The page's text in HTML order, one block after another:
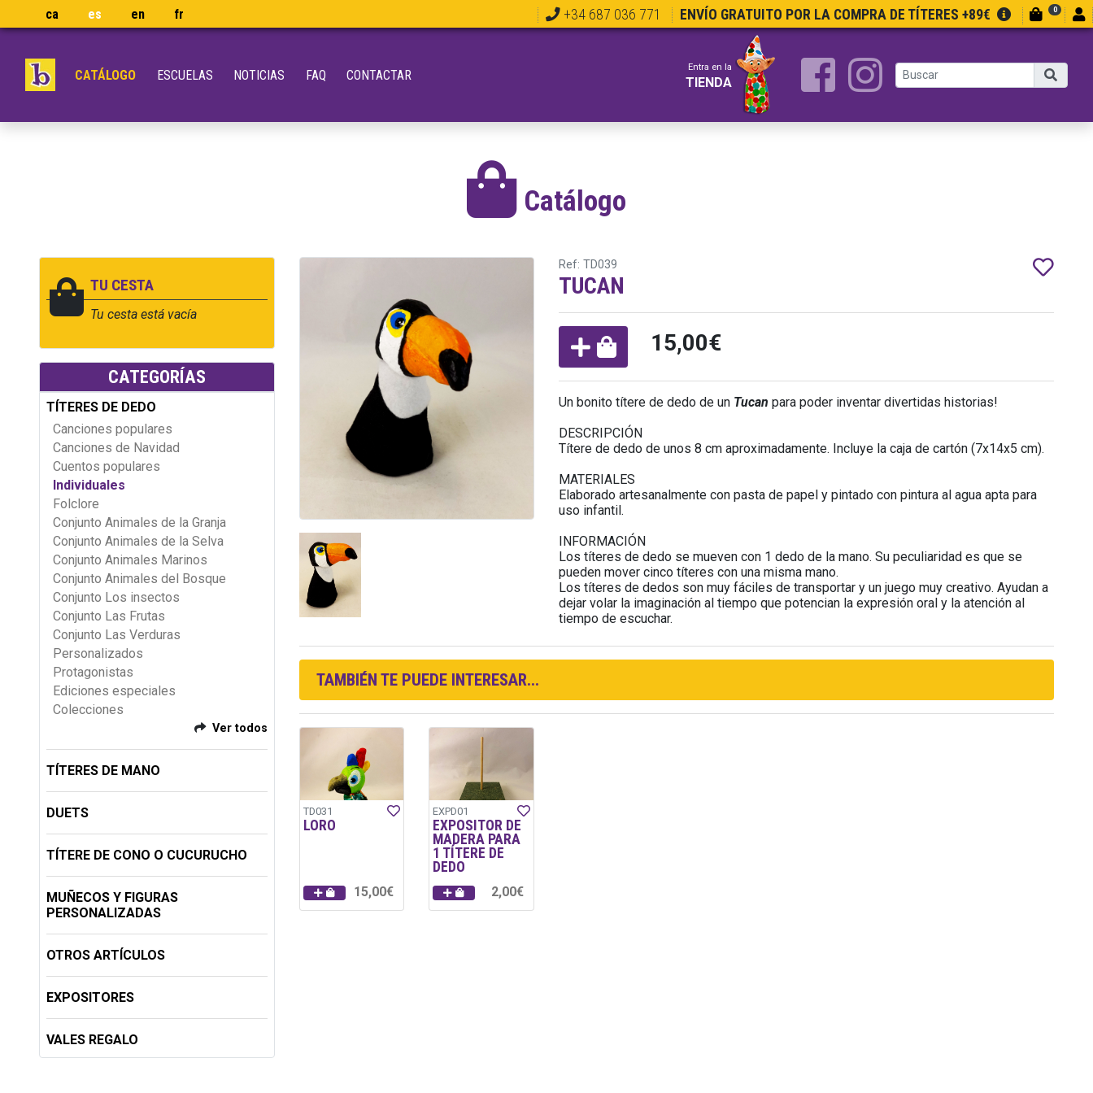
ca es en fr +34 687 036 771 ENVÍO GRATUITO POR LA COMPRA DE TÍTERES +89€ 0
CATÁLOGO ESCUELAS NOTICIAS FAQ CONTACTAR Entra en la
TIENDA
Catálogo
TU CESTA
Tu cesta está vacía
CATEGORÍAS
TÍTERES DE DEDO
Canciones populares
Canciones de Navidad
Cuentos populares
Individuales
Folclore
Conjunto Animales de la Granja
Conjunto Animales de la Selva
Conjunto Animales Marinos
Conjunto Animales del Bosque
Conjunto Los insectos
Conjunto Las Frutas
Conjunto Las Verduras
Personalizados
Protagonistas
Ediciones especiales
Colecciones
Ver todos
TÍTERES DE MANO
DUETS
TÍTERE DE CONO O CUCURUCHO
MUÑECOS Y FIGURAS
PERSONALIZADAS
OTROS ARTÍCULOS
EXPOSITORES
VALES REGALO
Ref: TD039
TUCAN
15,00€
Un bonito títere de dedo de un Tucan para poder inventar divertidas historias!
DESCRIPCIÓN
Títere de dedo de unos 8 cm aproximadamente. Incluye la caja de cartón (7x14x5 cm).
MATERIALES
Elaborado artesanalmente con pasta de papel y pintado con pintura al agua apta para
uso infantil.
INFORMACIÓN
Los títeres de dedo se mueven con 1 dedo de la mano. Su peculiaridad es que se
pueden mover cinco títeres con una misma mano.
Los títeres de dedos son muy fáciles de transportar y un juego muy creativo. Ayudan a
dejar volar la imaginación al tiempo que potencian la expresión oral y la atención al
tiempo de escuchar.
TAMBIÉN TE PUEDE INTERESAR...
TD031
LORO
15,00€
EXPD01
EXPOSITOR DE
MADERA PARA
1 TÍTERE DE
DEDO
2,00€